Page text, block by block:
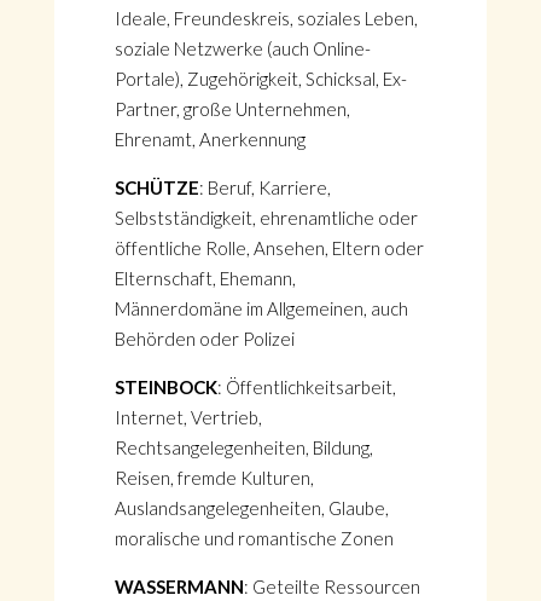
Ideale, Freundeskreis, soziales Leben,
soziale Netzwerke (auch Online-
Portale), Zugehörigkeit, Schicksal, Ex-
Partner, große Unternehmen,
Ehrenamt, Anerkennung
SCHÜTZE: Beruf, Karriere,
Selbstständigkeit, ehrenamtliche oder
öffentliche Rolle, Ansehen, Eltern oder
Elternschaft, Ehemann,
Männerdomäne im Allgemeinen, auch
Behörden oder Polizei
STEINBOCK: Öffentlichkeitsarbeit,
Internet, Vertrieb,
Rechtsangelegenheiten, Bildung,
Reisen, fremde Kulturen,
Auslandsangelegenheiten, Glaube,
moralische und romantische Zonen
WASSERMANN: Geteilte Ressourcen